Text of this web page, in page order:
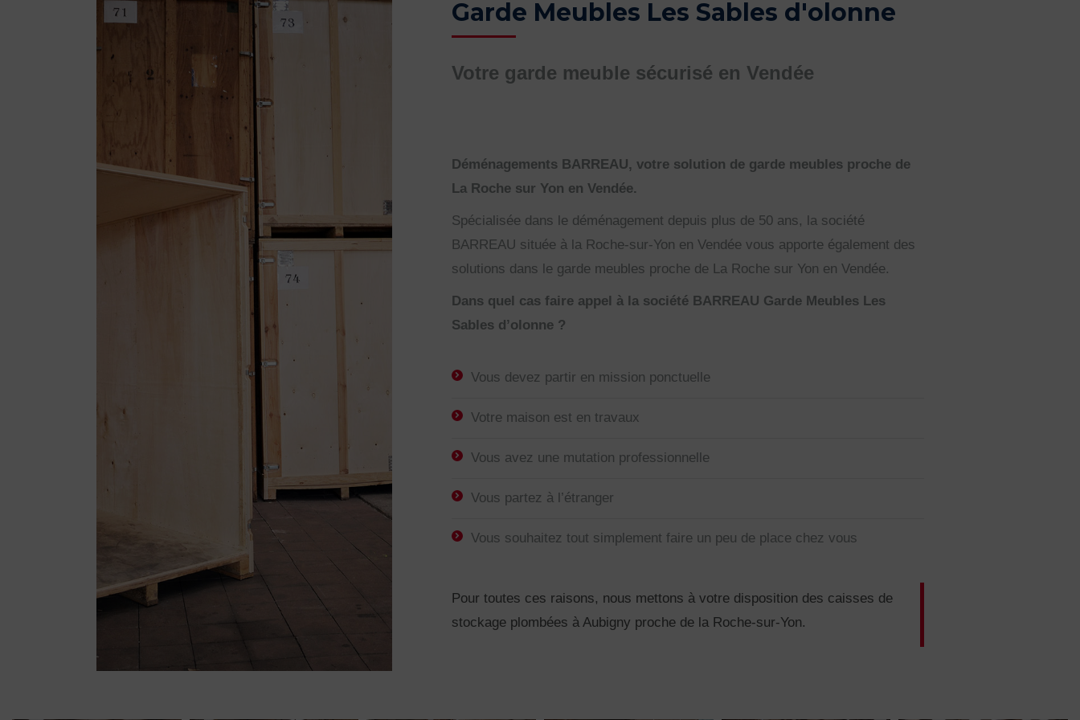
Garde Meubles Les Sables d'olonne
Votre garde meuble sécurisé en Vendée
Déménagements BARREAU, votre solution de garde meubles proche de
La Roche sur Yon en Vendée.
Spécialisée dans le déménagement depuis plus de 50 ans, la société
BARREAU située à la Roche-sur-Yon en Vendée vous apporte également des
solutions dans le garde meubles proche de La Roche sur Yon en Vendée.
Dans quel cas faire appel à la société BARREAU Garde Meubles Les
Sables d’olonne ?
Vous devez partir en mission ponctuelle
Votre maison est en travaux
Vous avez une mutation professionnelle
Vous partez à l’étranger
Vous souhaitez tout simplement faire un peu de place chez vous
Pour toutes ces raisons, nous mettons à votre disposition des caisses de
stockage plombées à Aubigny proche de la Roche-sur-Yon.